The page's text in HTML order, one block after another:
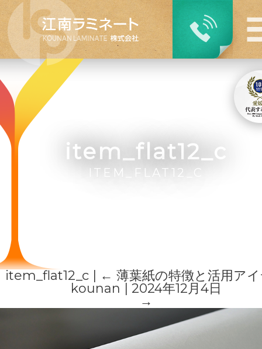
item_flat12_c
item_flat12_c ← 薄葉紙の特徴と活用ア
kounan
2024年12月4日
→